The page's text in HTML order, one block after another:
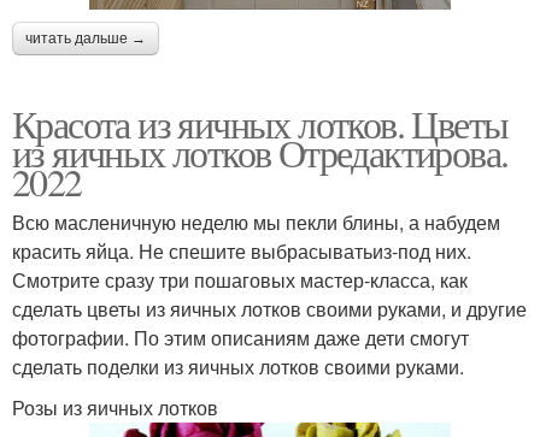
читать дальше →
Красота из яичных лотков. Цветы
из яичных лотков Отредактирова.
2022
Всю масленичную неделю мы пекли блины, а набудем
красить яйца. Не спешите выбрасыватьиз-под них.
Смотрите сразу три пошаговых мастер-класса, как
сделать цветы из яичных лотков своими руками, и другие
фотографии. По этим описаниям даже дети смогут
сделать поделки из яичных лотков своими руками.
Розы из яичных лотков